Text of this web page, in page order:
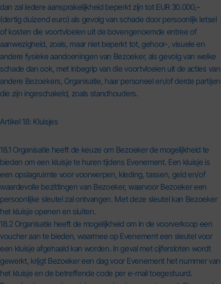
dan zal iedere aansprakelijkheid beperkt zijn tot EUR 30.000,–
(dertig duizend euro) als gevolg van schade door persoonlijk letsel
of kosten die voortvloeien uit de bovengenoemde entree of
aanwezigheid, zoals, maar niet beperkt tot, gehoor-, visuele en
andere fysieke aandoeningen van Bezoeker, als gevolg van welke
schade dan ook, met inbegrip van die voortvloeien uit de acties van
andere Bezoekers, Organisatie, haar personeel en/of derde partijen
die zijn ingeschakeld, zoals standhouders.
Artikel 18: Kluisjes
18.1 Organisatie heeft de keuze om Bezoeker de mogelijkheid te
bieden om een kluisje te huren tijdens Evenement. Een kluisje is
een opslagruimte voor voorwerpen, kleding, tassen, geld en/of
waardevolle bezittingen van Bezoeker, waarvoor Bezoeker een
persoonlijke sleutel zal ontvangen. Met deze sleutel kan Bezoeker
het kluisje openen en sluiten.
18.2 Organisatie heeft de mogelijkheid om in de voorverkoop een
voucher aan te bieden, waarmee op Evenement een sleutel voor
een kluisje afgehaald kan worden. In geval met cijfersloten wordt
gewerkt, krijgt Bezoeker een dag voor Evenement het nummer van
het kluisje en de betreffende code per e-mail toegestuurd.